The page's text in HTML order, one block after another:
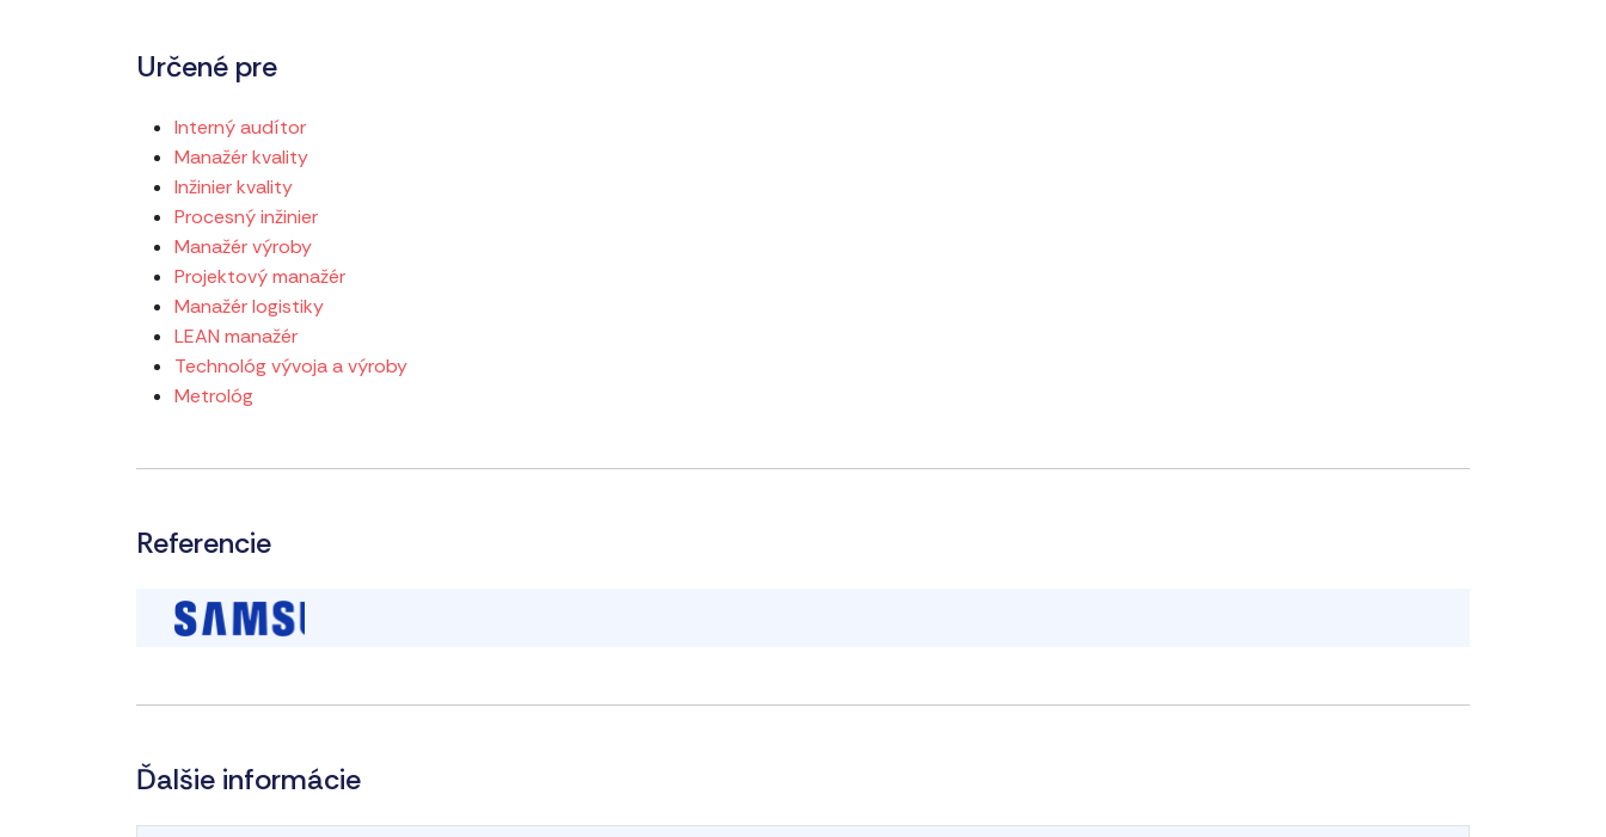
Určené pre
Interný audítor
Manažér kvality
Inžinier kvality
Procesný inžinier
Manažér výroby
Projektový manažér
Manažér logistiky
LEAN manažér
Technológ vývoja a výroby
Metrológ
Referencie
Ďalšie informácie